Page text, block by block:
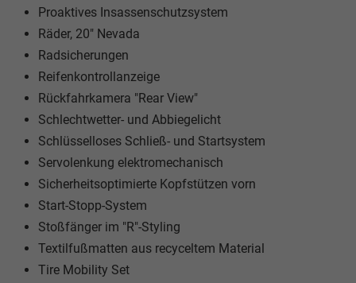
Proaktives Insassenschutzsystem
Räder, 20" Nevada
Radsicherungen
Reifenkontrollanzeige
Rückfahrkamera "Rear View"
Schlechtwetter- und Abbiegelicht
Schlüsselloses Schließ- und Startsystem
Servolenkung elektromechanisch
Sicherheitsoptimierte Kopfstützen vorn
Start-Stopp-System
Stoßfänger im "R"-Styling
Textilfußmatten aus recyceltem Material
Tire Mobility Set